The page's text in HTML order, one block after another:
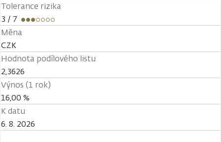
Tolerance rizika
3 / 7
Měna
CZK
Hodnota podílového listu
2,3626
Výnos (1 rok)
16,00 %
K datu
6. 8. 2026